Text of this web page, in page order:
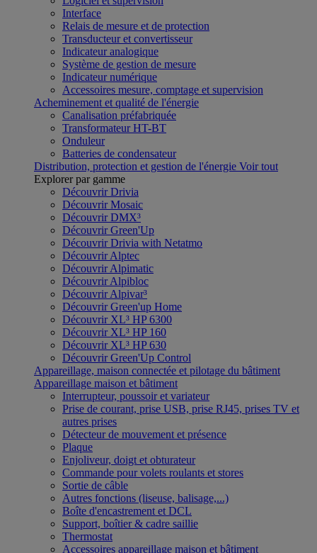
Interface
Relais de mesure et de protection
Transducteur et convertisseur
Indicateur analogique
Système de gestion de mesure
Indicateur numérique
Accessoires mesure, comptage et supervision
Acheminement et qualité de l'énergie
Canalisation préfabriquée
Transformateur HT-BT
Onduleur
Batteries de condensateur
Distribution, protection et gestion de l'énergie Voir tout
Explorer par gamme
Découvrir Drivia
Découvrir Mosaic
Découvrir DMX³
Découvrir Green'Up
Découvrir Drivia with Netatmo
Découvrir Alptec
Découvrir Alpimatic
Découvrir Alpibloc
Découvrir Alpivar³
Découvrir Green'up Home
Découvrir XL³ HP 6300
Découvrir XL³ HP 160
Découvrir XL³ HP 630
Découvrir Green'Up Control
Appareillage, maison connectée et pilotage du bâtiment
Appareillage maison et bâtiment
Interrupteur, poussoir et variateur
Prise de courant, prise USB, prise RJ45, prises TV et
autres prises
Détecteur de mouvement et présence
Plaque
Enjoliveur, doigt et obturateur
Commande pour volets roulants et stores
Sortie de câble
Autres fonctions (liseuse, balisage,...)
Boîte d'encastrement et DCL
Support, boîtier & cadre saillie
Thermostat
Accessoires appareillage maison et bâtiment